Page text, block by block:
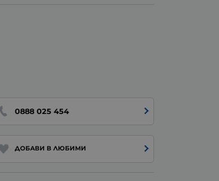
0888 025 454
ДОБАВИ В ЛЮБИМИ